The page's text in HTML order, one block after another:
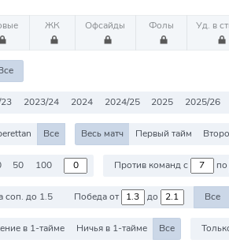
ЖК Офсайды Фолы Уд. в
2023/24 2024 2024/25 2025 2025/26
Все Весь матч Первый тайм
50 100 Против команд с по
соп. до 1.5 Победа от до Все
в 1-тайме Ничья в 1-тайме Все